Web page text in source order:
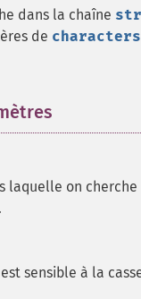
dans la chaîne
de characters
laquelle on cherche
.
sensible à la